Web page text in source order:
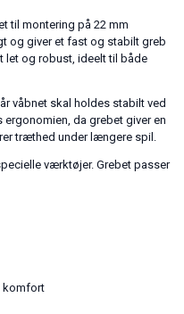
til montering på 22 mm
og giver et fast og stabilt greb
let og robust, ideelt til både
våbnet skal holdes stabilt ved
da grebet giver en
træthed under længere spil.
værktøjer. Grebet passer
komfort